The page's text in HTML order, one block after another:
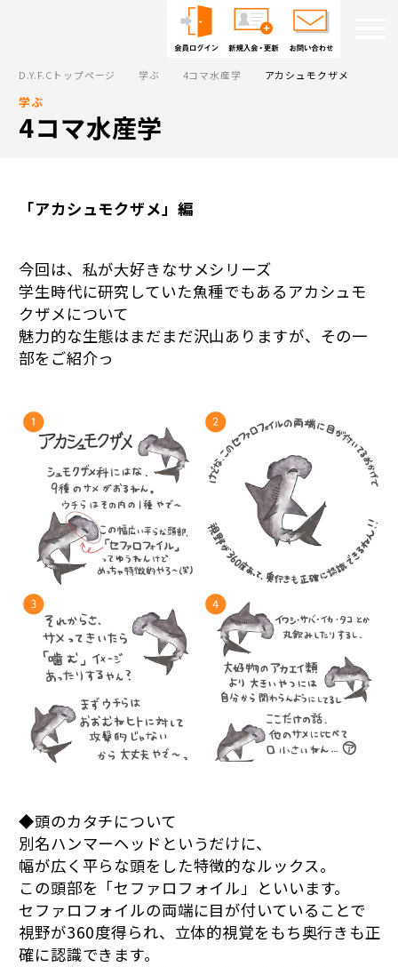
D.Y.F.Cトップページ 学ぶ 4コマ水産学 アカシュモクザメ
学ぶ
4コマ水産学
「アカシュモクザメ」編
今回は、私が大好きなサメシリーズ
学生時代に研究していた魚種でもあるアカシュモ
クザメについて
魅力的な生態はまだまだ沢山ありますが、その一
部をご紹介っ
◆頭のカタチについて
別名ハンマーヘッドというだけに、
幅が広く平らな頭をした特徴的なルックス。
この頭部を「セファロフォイル」といいます。
セファロフォイルの両端に目が付いていることで
視野が360度得られ、立体的視覚をもち奥行きも正
確に認識できます。